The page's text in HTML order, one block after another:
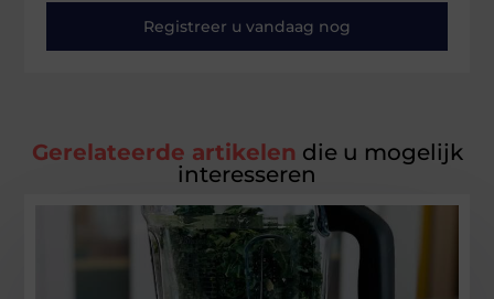
Registreer u vandaag nog
Gerelateerde artikelen die u mogelijk
interesseren